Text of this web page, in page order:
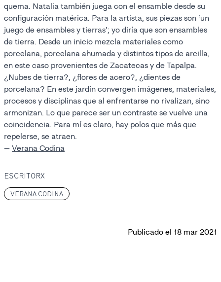
quema. Natalia también juega con el ensamble desde su
configuración matérica. Para la artista, sus piezas son ‘un
juego de ensambles y tierras’; yo diría que son ensambles
de tierra. Desde un inicio mezcla materiales como
porcelana, porcelana ahumada y distintos tipos de arcilla,
en este caso provenientes de Zacatecas y de Tapalpa.
¿Nubes de tierra?, ¿flores de acero?, ¿dientes de
porcelana? En este jardín convergen imágenes, materiales,
procesos y disciplinas que al enfrentarse no rivalizan, sino
armonizan. Lo que parece ser un contraste se vuelve una
coincidencia. Para mí es claro, hay polos que más que
repelerse, se atraen.
— Verana Codina
ESCRITORX
VERANA CODINA
Publicado el 18 mar 2021